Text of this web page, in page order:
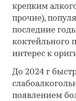
крепким
прочие),
последние
коктейльного
интерес к
До 2024 г
появлением